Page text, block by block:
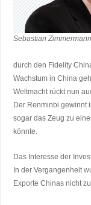
Sebastian
durch den Fidelity
Wachstum in China
Weltmacht rückt nun
Der Renminbi gewinnt
sogar das Zeug zu
könnte.
Das Interesse der
In der Vergangenheit
Exporte Chinas nicht